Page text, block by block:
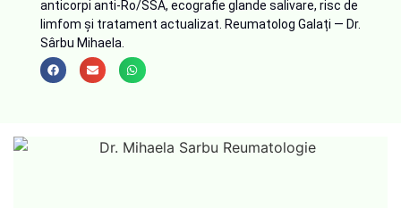
anticorpi anti-Ro/SSA, ecografie glande salivare, risc de
limfom și tratament actualizat. Reumatolog Galați — Dr.
Sârbu Mihaela.